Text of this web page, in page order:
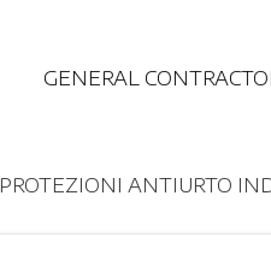
GENERAL
PROTEZIONI ANTIURTO